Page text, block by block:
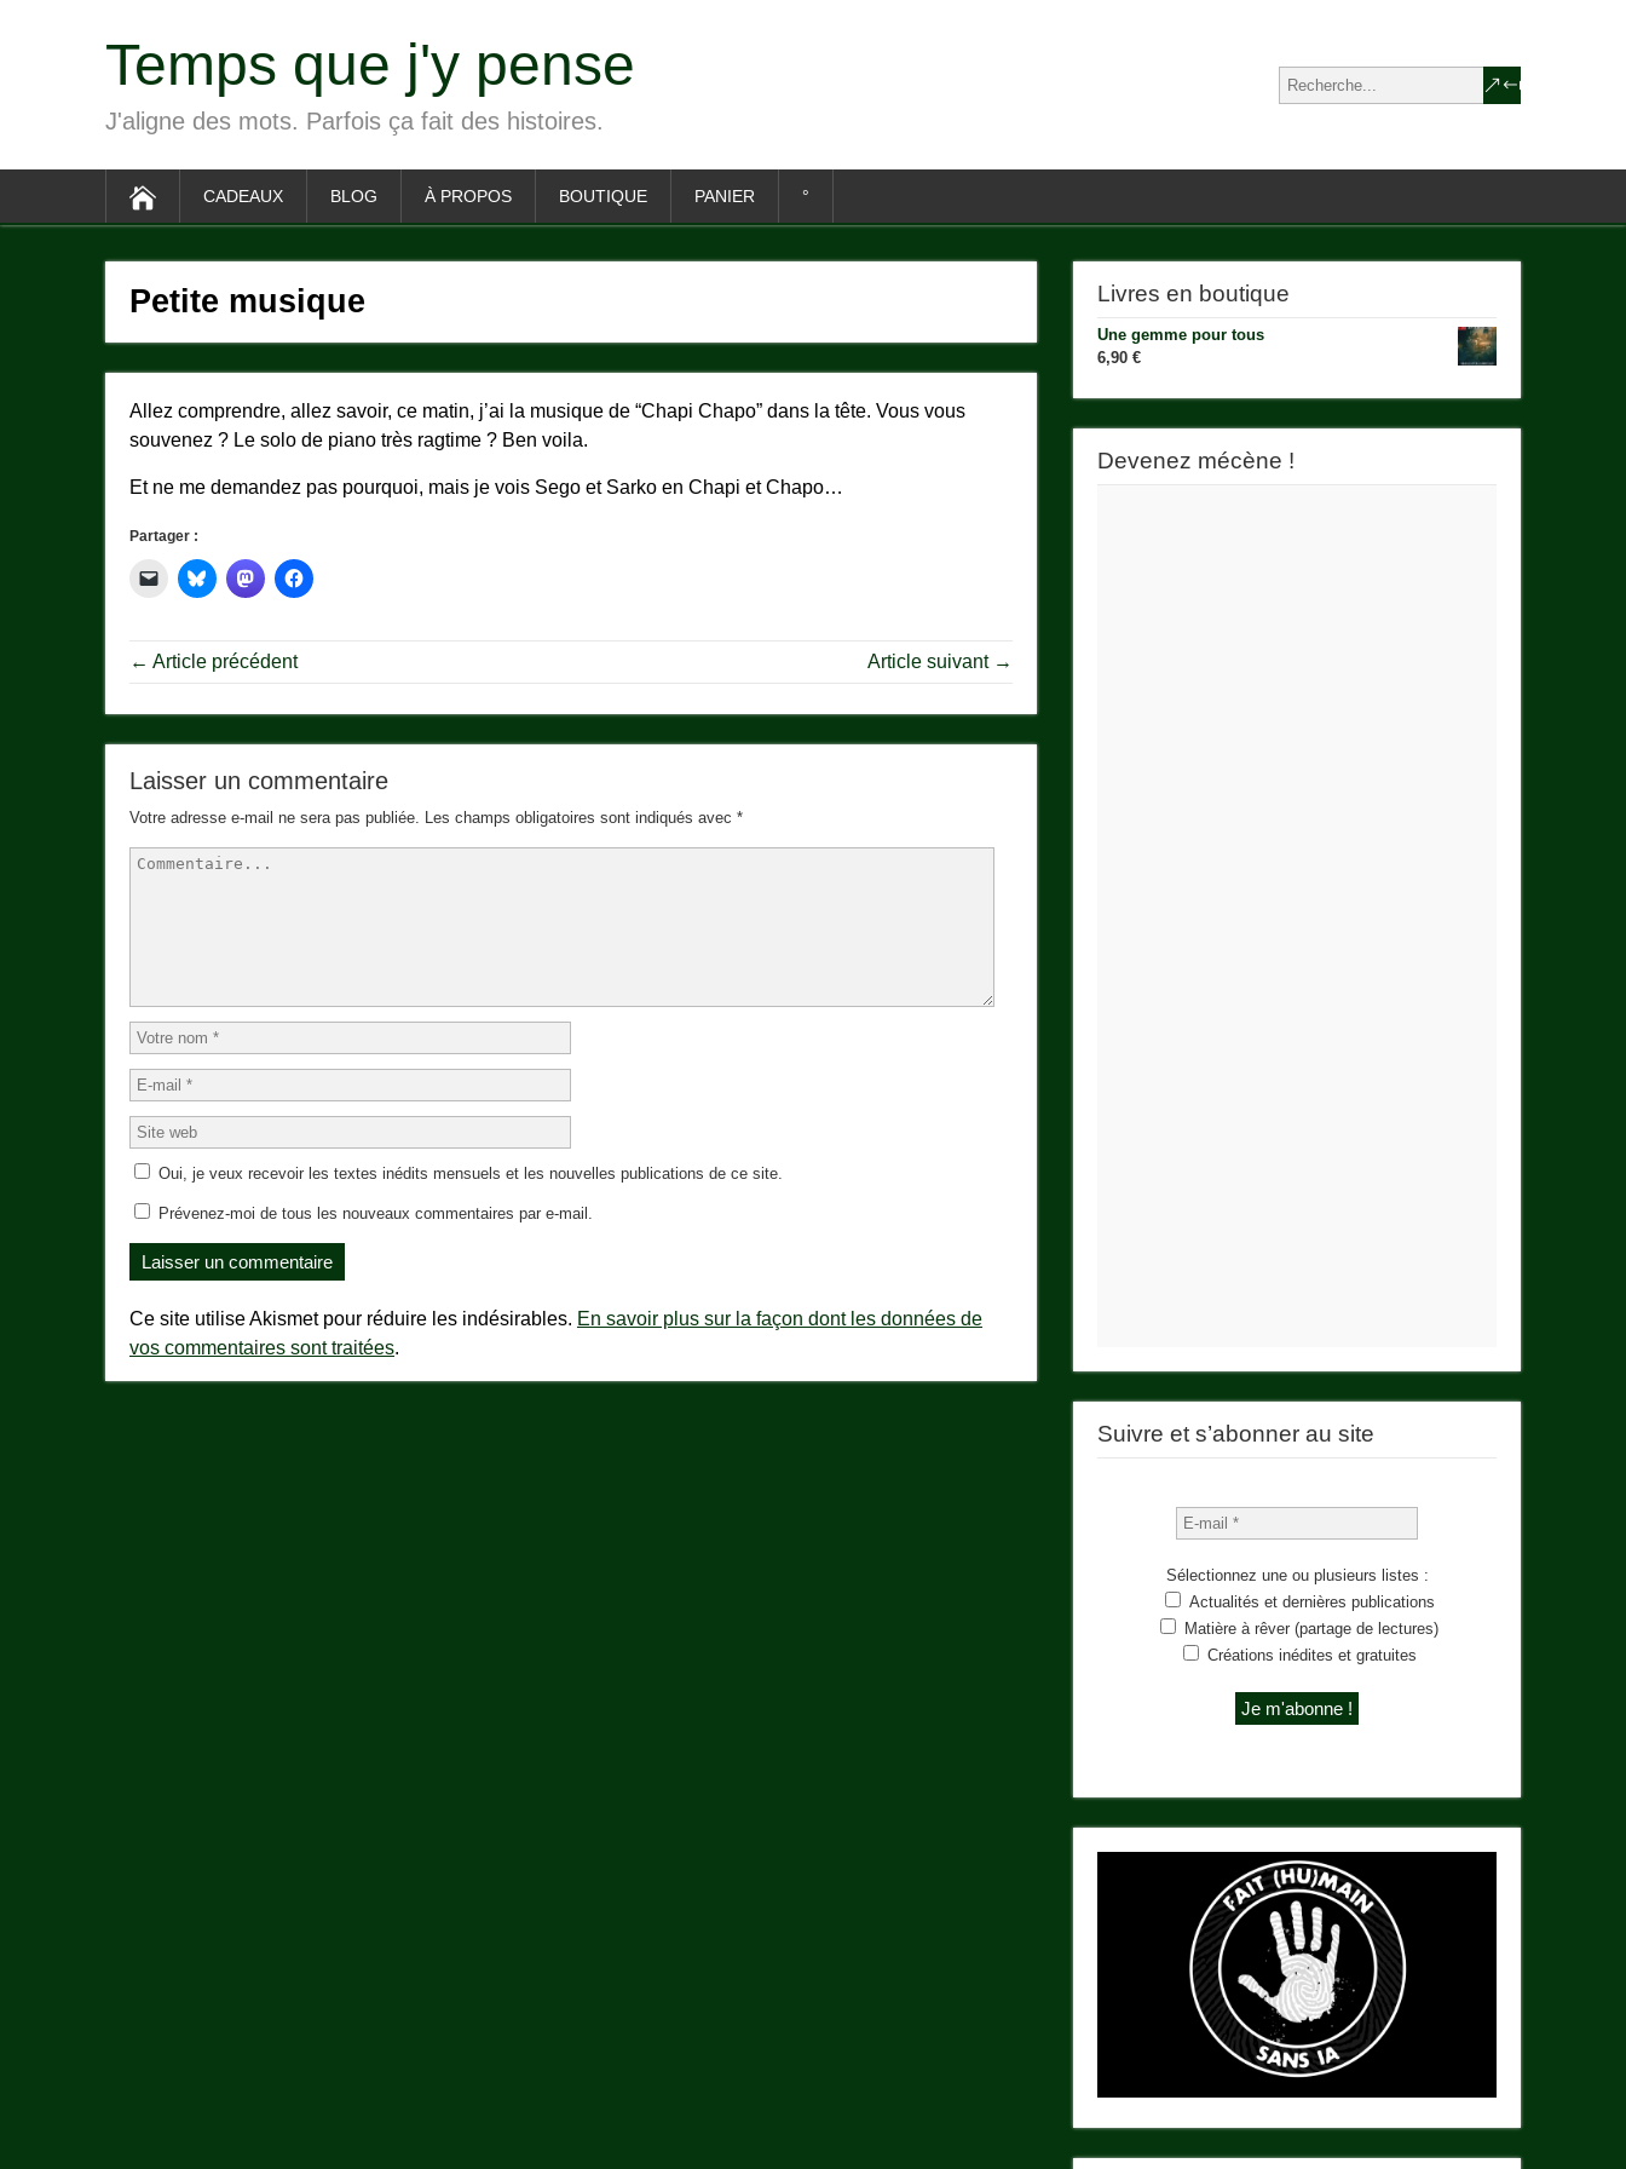
Temps que j'y pense
J'aligne des mots. Parfois ça fait des histoires.
CADEAUX BLOG À PROPOS BOUTIQUE PANIER °
Petite musique
Allez comprendre, allez savoir, ce matin, j’ai la musique de “Chapi Chapo” dans la tête. Vous vous
souvenez ? Le solo de piano très ragtime ? Ben voila.
Et ne me demandez pas pourquoi, mais je vois Sego et Sarko en Chapi et Chapo…
Partager :
← Article précédent Article suivant →
Laisser un commentaire
Votre adresse e-mail ne sera pas publiée. Les champs obligatoires sont indiqués avec *
Oui, je veux recevoir les textes inédits mensuels et les nouvelles publications de ce site.
Prévenez-moi de tous les nouveaux commentaires par e-mail.
Ce site utilise Akismet pour réduire les indésirables. En savoir plus sur la façon dont les données de
vos commentaires sont traitées.
Livres en boutique
Une gemme pour tous
6,90 €
Devenez mécène !
Suivre et s’abonner au site
Sélectionnez une ou plusieurs listes :
Actualités et dernières publications
Matière à rêver (partage de lectures)
Créations inédites et gratuites